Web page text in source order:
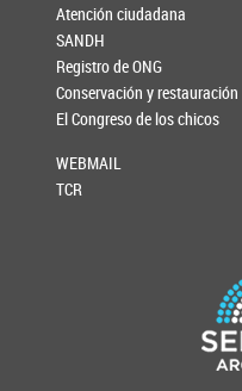
Atención ciudadana
SANDH
Registro de ONG
Conservación y restauración
El Congreso de los chicos
WEBMAIL
TCR